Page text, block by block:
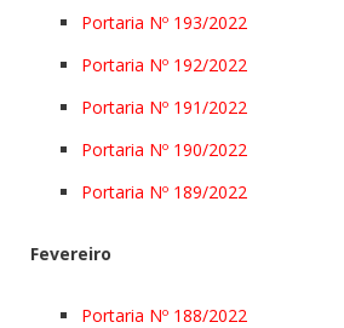
Portaria Nº 193/2022
Portaria Nº 192/2022
Portaria Nº 191/2022
Portaria Nº 190/2022
Portaria Nº 189/2022
Fevereiro
Portaria Nº 188/2022